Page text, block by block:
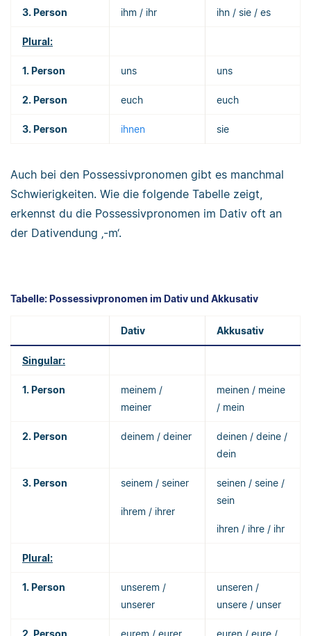
3. Person ihm / ihr ihn / sie / es
Plural:
1. Person uns uns
2. Person euch euch
3. Person ihnen sie
Auch bei den Possessivpronomen gibt es manchmal
Schwierigkeiten. Wie die folgende Tabelle zeigt,
erkennst du die Possessivpronomen im Dativ oft an
der Dativendung ‚-m‘.
Tabelle: Possessivpronomen im Dativ und Akkusativ
Dativ Akkusativ
Singular:
1. Person
meinem /
meiner
meinen / meine
/ mein
2. Person deinem / deiner
deinen / deine /
dein
3. Person seinem / seiner
ihrem / ihrer
seinen / seine /
sein
ihren / ihre / ihr
Plural:
1. Person
unserem /
unserer
unseren /
unsere / unser